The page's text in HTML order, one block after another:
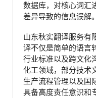
数据库，对核心词汇
差异导致的信息误解。
山东秋实翻译服务有
译不仅是简单的语言
行业标准以及跨文化
化工领域，部分技术
生产流程管理以及国
具备高度责任意识和